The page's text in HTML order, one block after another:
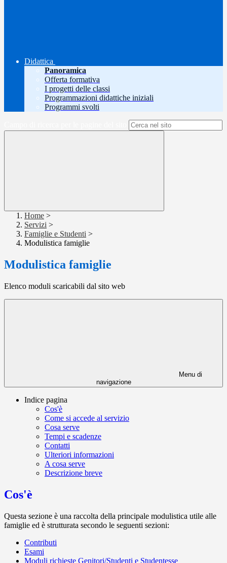
Didattica
Panoramica
Offerta formativa
I progetti delle classi
Programmazioni didattiche iniziali
Programmi svolti
Home >
Servizi >
Famiglie e Studenti >
Modulistica famiglie
Modulistica famiglie
Elenco moduli scaricabili dal sito web
Menu di
navigazione
Indice pagina
Cos'è
Come si accede al servizio
Cosa serve
Tempi e scadenze
Contatti
Ulteriori informazioni
A cosa serve
Descrizione breve
Cos'è
Questa sezione è una raccolta della principale modulistica utile alle
famiglie ed è strutturata secondo le seguenti sezioni:
Contributi
Esami
Moduli richieste Genitori/Studenti e Studentesse